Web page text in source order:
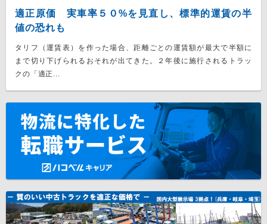
適正原価 実車率５０%を見直し、標準的運賃の半
値の恐れも
タリフ（運賃表）を作った場合、距離ごとの運賃額が最大で半額に
まで切り下げられるおそれが出てきた。２年後に施行されるトラッ
クの「適正...